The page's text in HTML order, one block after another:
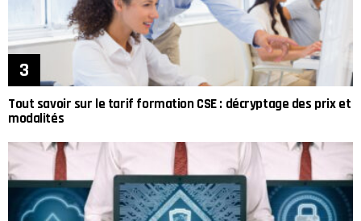
Tout savoir sur le tarif formation CSE : décryptage des prix et
modalités